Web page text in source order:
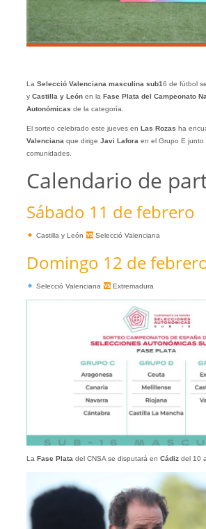
La Selecció Valenciana masculina sub16 de fútbol
y Castilla y Leónen la Fase Plata del Campeonato
Autonómicas de la categoría.
El sorteo celebrado este jueves en Las Rozas ha
Valenciana que dirige Javi Lafora en el Grupo E junto
comunidades.
Calendario de
Sábado 11 de febrero
Castilla y León Selecció Valenciana
Domingo 12 de
Selecció Valenciana Extremadura
La Fase Plata del CNSA se disputará en Cádizdel 10